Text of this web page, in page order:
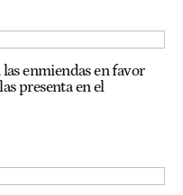
enmiendas en favor
presenta en el